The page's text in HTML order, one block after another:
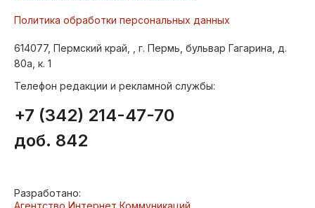
Политика обработки персональных данных
614077, Пермский край, , г. Пермь, бульвар Гагарина, д.
80а, к. 1
Телефон редакции и рекламной службы:
+7 (342) 214-47-70
доб. 842
Разработано:
Агентство Интернет Коммуникаций